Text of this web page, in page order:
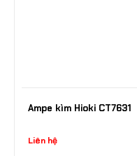
Ampe kìm Hioki CT7631
Liên hệ